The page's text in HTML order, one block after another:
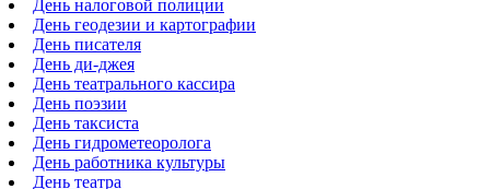
День налоговой полиции
День геодезии и картографии
День писателя
День ди-джея
День театрального кассира
День поэзии
День таксиста
День гидрометеоролога
День работника культуры
День театра